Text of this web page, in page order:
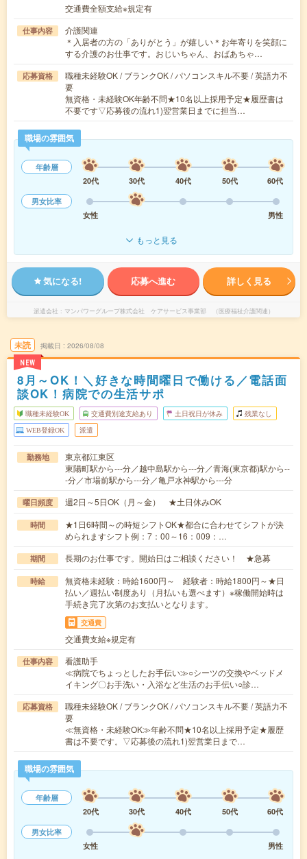
交通費全額支給※規定有
仕事内容
介護関連
＊入居者の方の「ありがとう」が嬉しい＊お年寄りを笑顔に
する介護のお仕事です。おじいちゃん、おばあちゃ…
応募資格
職種未経験OK / ブランクOK / パソコンスキル不要 / 英語力不
要
無資格・未経験OK年齢不問★10名以上採用予定★履歴書は
不要です▽応募後の流れ1)翌営業日までに担当…
職場の雰囲気
年齢層
20代
30代 40代 50代
60代
男女比率
女性
男性
もっと見る
気になる! 応募へ進む 詳しく見る
派遣会社 マンパワーグループ株式会社 ケアサービス事業部 （医療福祉介護関連）
未読
NEW
掲載日 2026/08/08
8月～OK！＼好きな時間曜日で働ける／電話面
談OK！病院での生活サポ
職種未経験OK 交通費別途支給あり 土日祝日が休み 残業なし
WEB登録OK 派遣
勤務地
東京都江東区
東陽町駅から---分／越中島駅から---分／青海(東京都)駅から--
-分／市場前駅から---分／亀戸水神駅から---分
曜日頻度 週2日～5日OK（月～金） ★土日休みOK
時間
★1日6時間～の時短シフトOK★都合に合わせてシフトが決
められますシフト例：7：00～16：009：…
期間 長期のお仕事です。開始日はご相談ください！ ★急募
時給
無資格未経験：時給1600円～ 経験者：時給1800円～★日
払い／週払い制度あり（月払いも選べます）※稼働開始時は
手続き完了次第のお支払いとなります。
交通費
交通費支給※規定有
仕事内容
看護助手
≪病院でちょっとしたお手伝い≫○シーツの交換やベッドメ
イキング〇お手洗い・入浴など生活のお手伝い○診…
応募資格
職種未経験OK / ブランクOK / パソコンスキル不要 / 英語力不
要
≪無資格・未経験OK≫年齢不問★10名以上採用予定★履歴
書は不要です。▽応募後の流れ1)翌営業日まで…
職場の雰囲気
年齢層
20代
30代 40代 50代
60代
男女比率
女性
男性